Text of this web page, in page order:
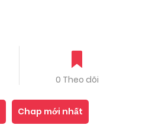
0 Theo dõi
Chap mới nhất